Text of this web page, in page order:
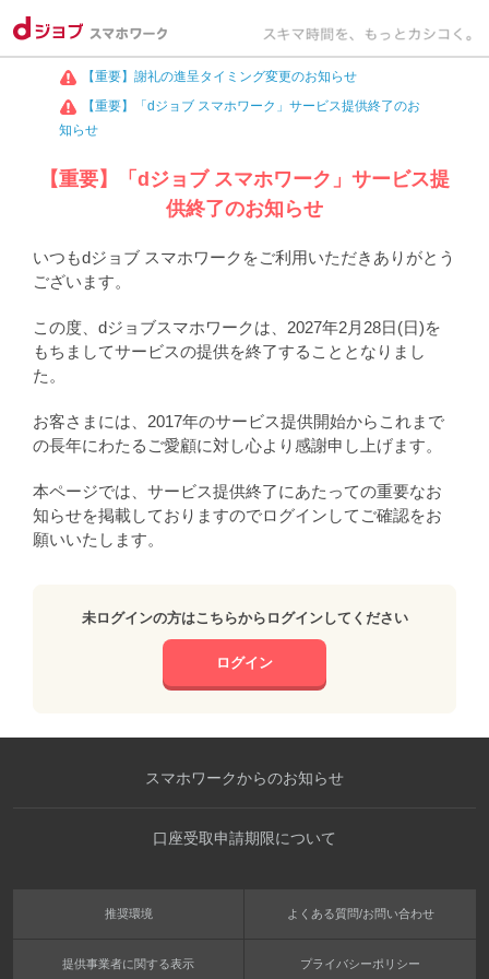
【重要】謝礼の進呈タイミング変更のお知らせ
【重要】「dジョブ スマホワーク」サービス提供終了のお
知らせ
【重要】「dジョブ スマホワーク」サービス提
供終了のお知らせ
いつもdジョブ スマホワークをご利用いただきありがとう
ございます。
この度、dジョブスマホワークは、2027年2月28日(日)を
もちましてサービスの提供を終了することとなりまし
た。
お客さまには、2017年のサービス提供開始からこれまで
の長年にわたるご愛顧に対し心より感謝申し上げます。
本ページでは、サービス提供終了にあたっての重要なお
知らせを掲載しておりますのでログインしてご確認をお
願いいたします。
未ログインの方はこちらからログインしてください
ログイン
スマホワークからのお知らせ
口座受取申請期限について
推奨環境 よくある質問/お問い合わせ
提供事業者に関する表示 プライバシーポリシー